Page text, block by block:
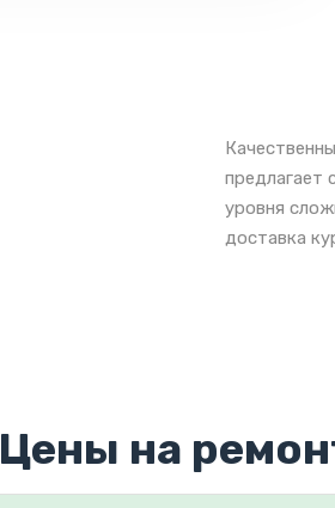
предлагает
уровня
доставка
Цены на